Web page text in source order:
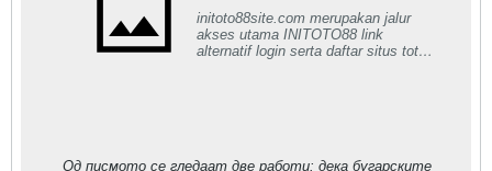
initoto88site.com merupakan jalur
akses utama INITOTO88 link
alternatif login serta daftar situs toto
Од писмото се гледаат две работи: дека бугарските